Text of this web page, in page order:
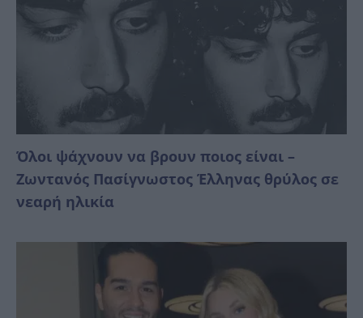
Όλοι ψάχνουν να βρουν ποιος είναι –
Ζωντανός Πασίγνωστος Έλληνας θρύλος σε
νεαρή ηλικία